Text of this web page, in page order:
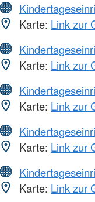
Karte: Link zur
Karte: Link zur
Karte: Link zur
Karte: Link zur
Karte: Link zur